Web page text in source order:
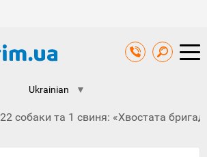
Ukrainian ▼
22 собаки та 1 свиня: «Хвостата